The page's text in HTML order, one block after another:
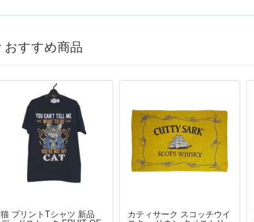
おすすめ商品
猫 プリントTシャツ 新品 カティサーク スコッチウイ